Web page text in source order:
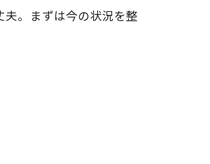
。まずは今の状況を整